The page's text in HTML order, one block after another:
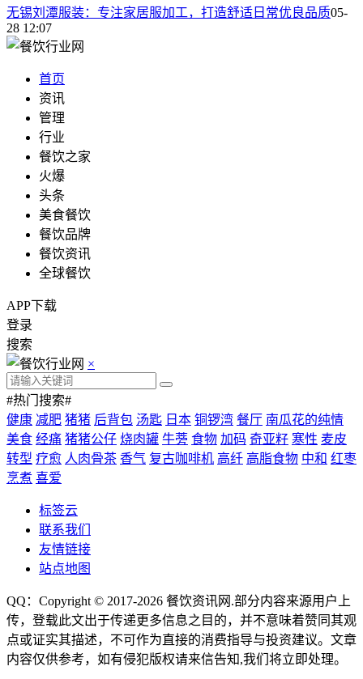
无锡刘潭服装：专注家居服加工，打造舒适日常优良品质05-
28 12:07
首页
资讯
管理
行业
餐饮之家
火爆
头条
美食餐饮
餐饮品牌
餐饮资讯
全球餐饮
APP下载
登录
搜索
×
#热门搜索#
健康 减肥 猪猪 后背包 汤匙 日本 铜锣湾 餐厅 南瓜花的纯情
美食 经痛 猪猪公仔 烧肉罐 牛蒡 食物 加码 奇亚籽 寒性 麦皮
转型 疗愈 人肉骨茶 香气 复古咖啡机 高纤 高脂食物 中和 红枣
烹煮 喜爱
标签云
联系我们
友情链接
站点地图
QQ：Copyright © 2017-2026 餐饮资讯网 .部分内容来源用户上
传，登载此文出于传递更多信息之目的，并不意味着赞同其观
点或证实其描述，不可作为直接的消费指导与投资建议。文章
内容仅供参考，如有侵犯版权请来信告知,我们将立即处理。